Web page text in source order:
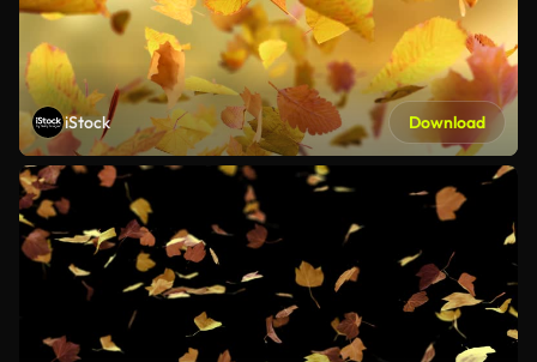
iStock Download